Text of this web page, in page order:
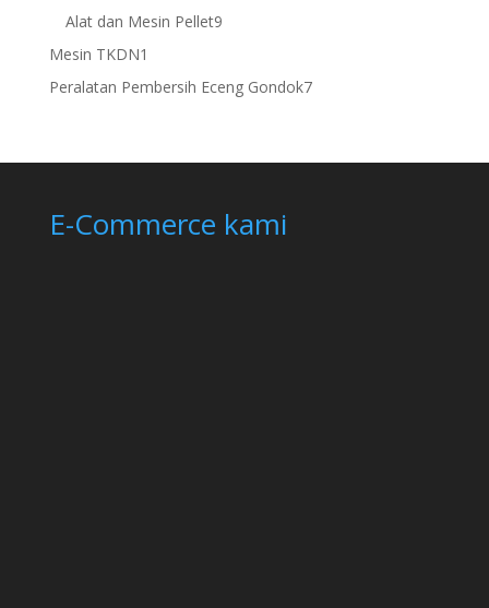
Alat dan Mesin Pellet99
Mesin TKDN1
product
Peralatan Pembersih Eceng Gondok77
E-Commerce kami